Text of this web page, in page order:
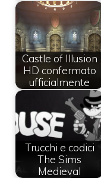
Castle of Illusion
HD confermato
ufficialmente
Trucchi e codici
The Sims
Medieval